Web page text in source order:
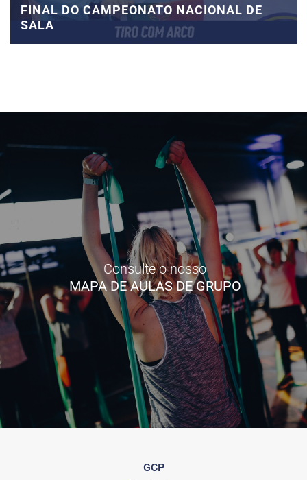
FINAL DO CAMPEONATO NACIONAL DE
SALA
Consulte o nosso
MAPA DE AULAS DE GRUPO
GCP